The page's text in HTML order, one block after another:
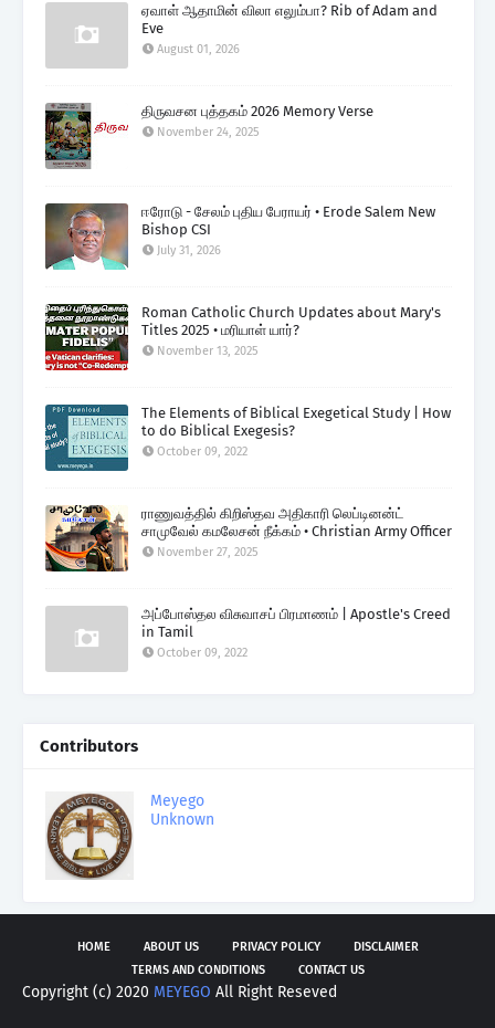
ஏவாள் ஆதாமின் விலா எலும்பா? Rib of Adam and
Eve
August 01, 2026
திருவசன புத்தகம் 2026 Memory Verse
November 24, 2025
ஈரோடு - சேலம் புதிய பேராயர் • Erode Salem New
Bishop CSI
July 31, 2026
Roman Catholic Church Updates about Mary's
Titles 2025 • மரியாள் யார்?
November 13, 2025
The Elements of Biblical Exegetical Study | How
to do Biblical Exegesis?
October 09, 2022
ராணுவத்தில் கிறிஸ்தவ அதிகாரி லெப்டினன்ட்
சாமுவேல் கமலேசன் நீக்கம் • Christian Army Officer
November 27, 2025
அப்போஸ்தல விசுவாசப் பிரமாணம் | Apostle's Creed
in Tamil
October 09, 2022
Contributors
Meyego
Unknown
HOME ABOUT US PRIVACY POLICY
DISCLAIMER
TERMS AND CONDITIONS
CONTACT US
Copyright (c) 2020 MEYEGO All Right Reseved